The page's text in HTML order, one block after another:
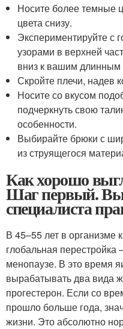
Носите более темные
цвета снизу.
Экспериментируйте с
узорами в верхней
вниз к вашим длинным
Скройте плечи, надев
Носите со вкусом
подчеркнуть свою
особенности.
Выбирайте брюки с
из струящегося
Как хорошо
Шаг первый.
специалиста
В 45–55 лет в
глобальная
менопаузе. В это время
вырабатывать два вида
прогестерон. Если со
прошло больше года,
жизни. Это абсолютно